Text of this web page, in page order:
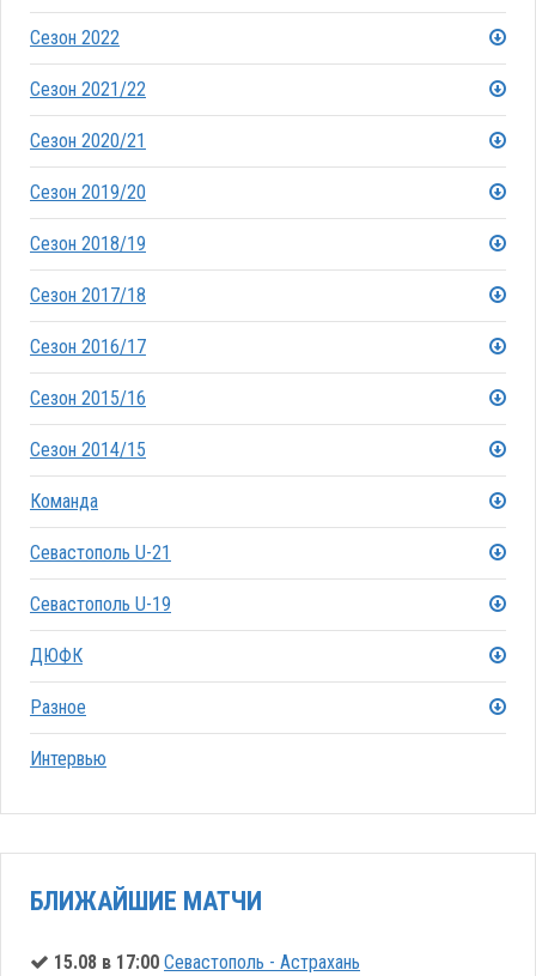
Сезон 2022
Сезон 2021/22
Сезон 2020/21
Сезон 2019/20
Сезон 2018/19
Сезон 2017/18
Сезон 2016/17
Сезон 2015/16
Сезон 2014/15
Команда
Севастополь U-21
Севастополь U-19
ДЮФК
Разное
Интервью
БЛИЖАЙШИЕ МАТЧИ
15.08 в 17:00 Севастополь - Астрахань